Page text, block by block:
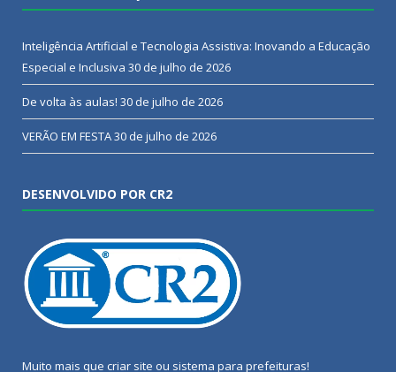
Inteligência Artificial e Tecnologia Assistiva: Inovando a Educação
Especial e Inclusiva 30 de julho de 2026
De volta às aulas! 30 de julho de 2026
VERÃO EM FESTA30 de julho de 2026
DESENVOLVIDO POR CR2
Muito mais que criar site ou sistema para prefeituras!